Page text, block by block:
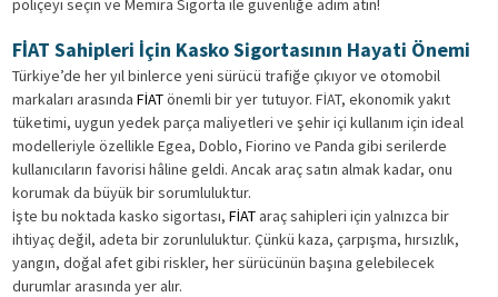
poliçeyi seçin ve Memira Sigorta ile güvenliğe adım atın!
FİAT Sahipleri İçin Kasko Sigortasının Hayati Önemi
Türkiye’de her yıl binlerce yeni sürücü trafiğe çıkıyor ve otomobil
markaları arasında FİATönemli bir yer tutuyor. FİAT, ekonomik yakıt
tüketimi, uygun yedek parça maliyetleri ve şehir içi kullanım için ideal
modelleriyle özellikle Egea, Doblo, Fiorino ve Panda gibi serilerde
kullanıcıların favorisi hâline geldi. Ancak araç satın almak kadar, onu
korumak da büyük bir sorumluluktur.
İşte bu noktada kasko sigortası, FİAT araç sahipleri için yalnızca bir
ihtiyaç değil, adeta bir zorunluluktur. Çünkü kaza, çarpışma, hırsızlık,
yangın, doğal afet gibi riskler, her sürücünün başına gelebilecek
durumlar arasında yer alır.